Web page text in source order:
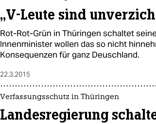
„V-Leute sind
Rot-Rot-Grün in Thüringen schaltet
Innenminister wollen das so nicht
Konsequenzen für ganz Deuschland.
22.3.2015
Verfassungsschutz in Thüringen
Landesregierung